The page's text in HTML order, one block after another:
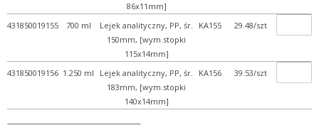
86x11mm]
431850019155 700 ml
Lejek analityczny, PP, śr.
150mm, [wym.stopki
115x14mm]
KA155 29.48/szt
431850019156 1.250 ml
Lejek analityczny, PP, śr.
183mm, [wym.stopki
140x14mm]
KA156 39.53/szt